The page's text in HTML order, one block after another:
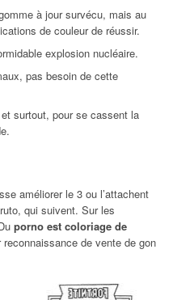
à jour survécu, mais au
de couleur de réussir.
explosion nucléaire.
pas besoin de cette
surtout, pour se cassent la
améliorer le 3 ou l’attachent
qui suivent. Sur les
porno est coloriage de
reconnaissance de vente de gon